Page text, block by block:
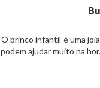
infantil é uma joia
ajudar muito na